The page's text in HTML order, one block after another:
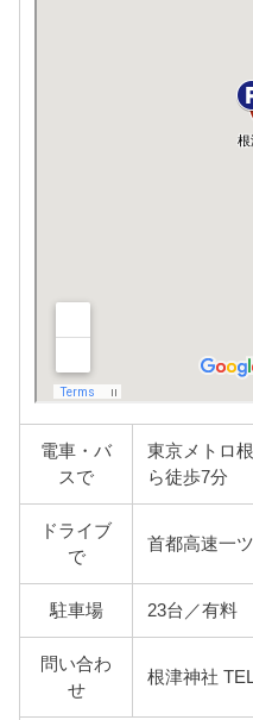
電車・バ
スで
東京メトロ
ら徒歩7分
ドライブ
で
首都高速一
駐車場 23台／有料
問い合わ
せ
根津神社